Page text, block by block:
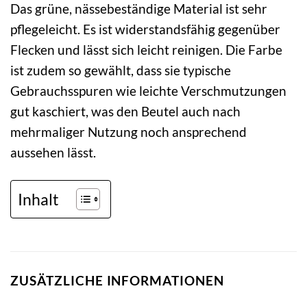
Das grüne, nässebeständige Material ist sehr
pflegeleicht. Es ist widerstandsfähig gegenüber
Flecken und lässt sich leicht reinigen. Die Farbe
ist zudem so gewählt, dass sie typische
Gebrauchsspuren wie leichte Verschmutzungen
gut kaschiert, was den Beutel auch nach
mehrmaliger Nutzung noch ansprechend
aussehen lässt.
Inhalt
ZUSÄTZLICHE INFORMATIONEN